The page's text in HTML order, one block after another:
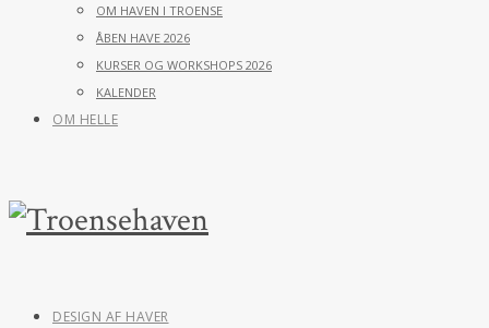
OM HAVEN I TROENSE
ÅBEN HAVE 2026
KURSER OG WORKSHOPS 2026
KALENDER
OM HELLE
DESIGN AF HAVER